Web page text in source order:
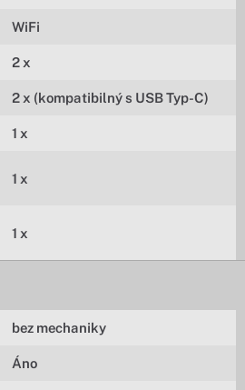
WiFi
2 x
2 x (kompatibilný s USB Typ-C)
1 x
1 x
1 x
bez mechaniky
Áno